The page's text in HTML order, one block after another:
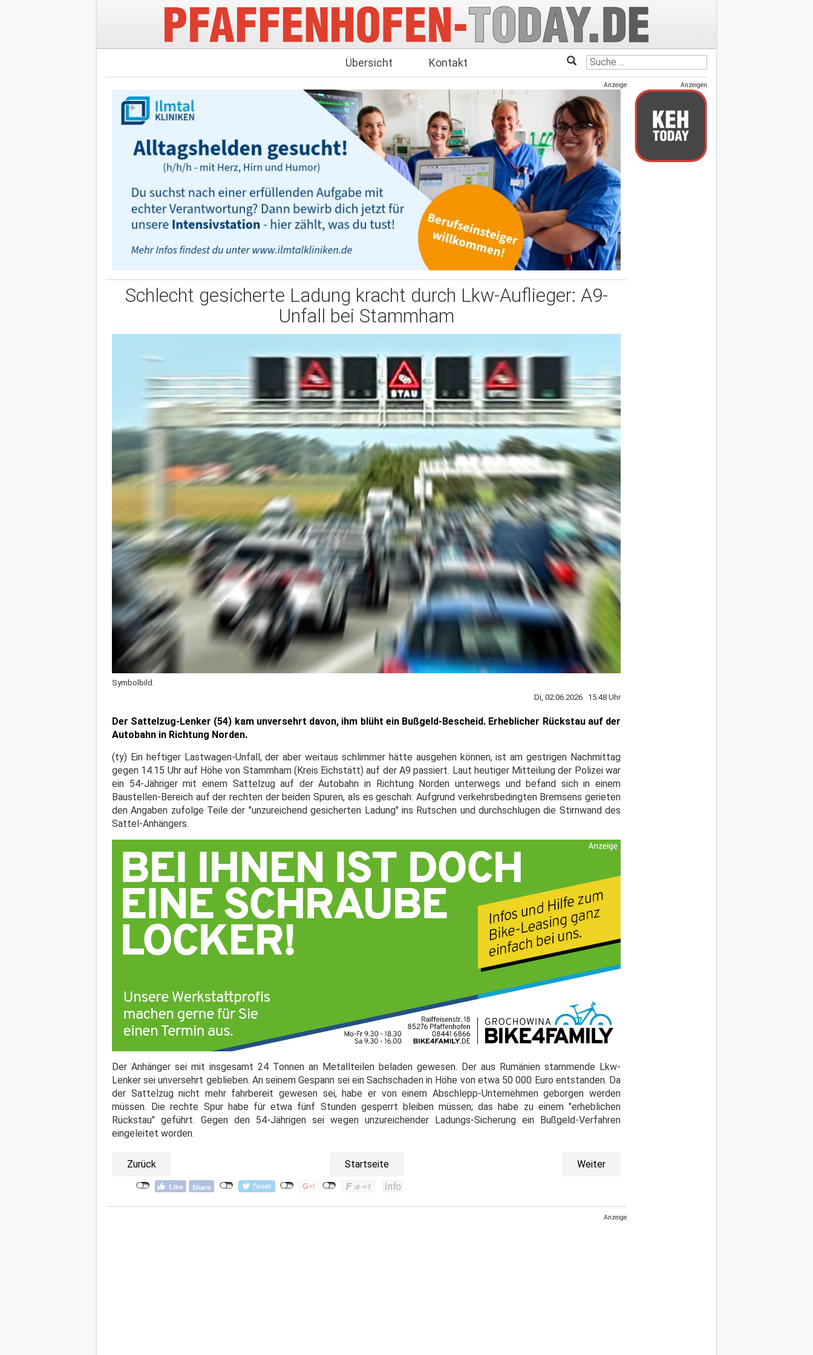
Übersicht Kontakt
Anzeige
Schlecht gesicherte Ladung kracht durch Lkw-Auflieger: A9-
Unfall bei Stammham
Symbolbild.
Di, 02.06.2026 15:48 Uhr
Der Sattelzug-Lenker (54) kam unversehrt davon, ihm blüht ein Bußgeld-Bescheid. Erheblicher Rückstau auf der
Autobahn in Richtung Norden.
(ty) Ein heftiger Lastwagen-Unfall, der aber weitaus schlimmer hätte ausgehen können, ist am gestrigen Nachmittag
gegen 14.15 Uhr auf Höhe von Stammham (Kreis Eichstätt) auf der A9 passiert. Laut heutiger Mitteilung der Polizei war
ein 54-Jähriger mit einem Sattelzug auf der Autobahn in Richtung Norden unterwegs und befand sich in einem
Baustellen-Bereich auf der rechten der beiden Spuren, als es geschah: Aufgrund verkehrsbedingten Bremsens gerieten
den Angaben zufolge Teile der "unzureichend gesicherten Ladung" ins Rutschen und durchschlugen die Stirnwand des
Sattel-Anhängers.
Der Anhänger sei mit insgesamt 24 Tonnen an Metallteilen beladen gewesen. Der aus Rumänien stammende Lkw-
Lenker sei unversehrt geblieben. An seinem Gespann sei ein Sachschaden in Höhe von etwa 50 000 Euro entstanden. Da
der Sattelzug nicht mehr fahrbereit gewesen sei, habe er von einem Abschlepp-Unternehmen geborgen werden
müssen. Die rechte Spur habe für etwa fünf Stunden gesperrt bleiben müssen; das habe zu einem "erheblichen
Rückstau" geführt. Gegen den 54-Jährigen sei wegen unzureichender Ladungs-Sicherung ein Bußgeld-Verfahren
eingeleitet worden.
Zurück Startseite Weiter
Anzeige
Anzeigen